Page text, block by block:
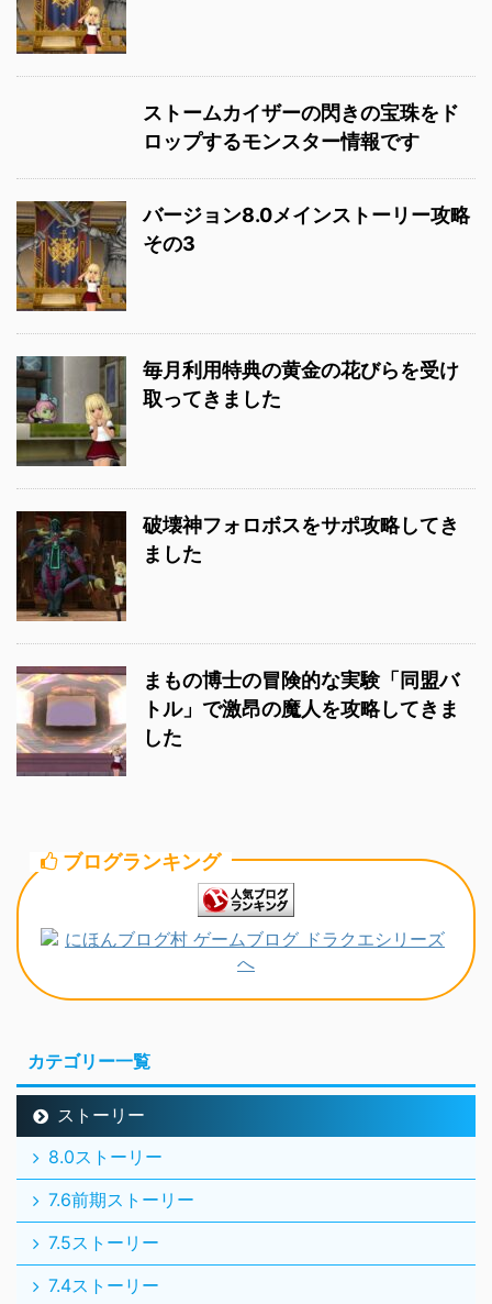
ストームカイザーの閃きの宝珠をド
ロップするモンスター情報です
バージョン8.0メインストーリー攻略
その3
毎月利用特典の黄金の花びらを受け
取ってきました
破壊神フォロボスをサポ攻略してき
ました
まもの博士の冒険的な実験「同盟バ
トル」で激昂の魔人を攻略してきま
した
ブログランキング
カテゴリー一覧
ストーリー
8.0ストーリー
7.6前期ストーリー
7.5ストーリー
7.4ストーリー